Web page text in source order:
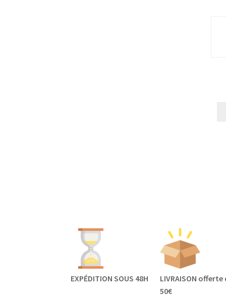
EXPÉDITION SOUS 48H
LIVRAISON offerte
50€